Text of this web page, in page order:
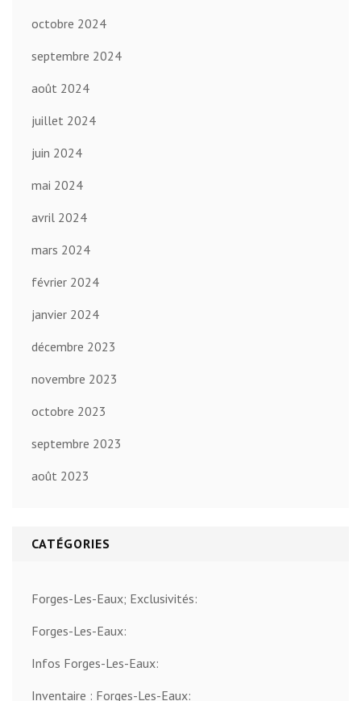
octobre 2024
septembre 2024
août 2024
juillet 2024
juin 2024
mai 2024
avril 2024
mars 2024
février 2024
janvier 2024
décembre 2023
novembre 2023
octobre 2023
septembre 2023
août 2023
CATÉGORIES
Forges-Les-Eaux; Exclusivités:
Forges-Les-Eaux:
Infos Forges-Les-Eaux:
Inventaire : Forges-Les-Eaux: